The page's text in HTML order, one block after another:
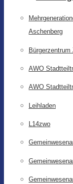
Aschenberg
Bürgerzentrum
AWO
AWO
Leihladen
L14zwo